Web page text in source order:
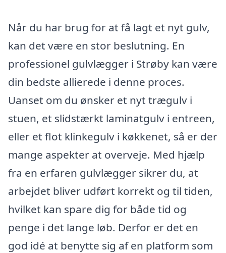
Når du har brug for at få lagt et nyt gulv,
kan det være en stor beslutning. En
professionel gulvlægger i Strøby kan være
din bedste allierede i denne proces.
Uanset om du ønsker et nyt trægulv i
stuen, et slidstærkt laminatgulv i entreen,
eller et flot klinkegulv i køkkenet, så er der
mange aspekter at overveje. Med hjælp
fra en erfaren gulvlægger sikrer du, at
arbejdet bliver udført korrekt og til tiden,
hvilket kan spare dig for både tid og
penge i det lange løb. Derfor er det en
god idé at benytte sig af en platform som